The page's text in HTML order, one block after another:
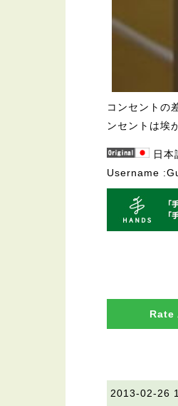
コンセントの
ンセントは埃
日本
Username
2013-02-26